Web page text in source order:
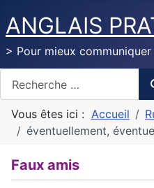
ANGLAIS
> Pour mieux communiquer
Vous êtes ici : Accueil
éventuellement,
Faux amis